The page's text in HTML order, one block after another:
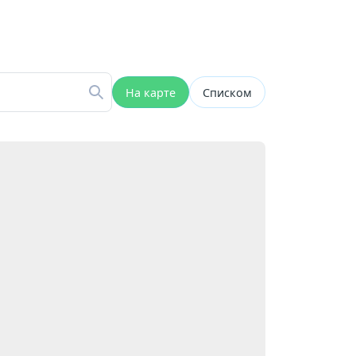
На карте Списком